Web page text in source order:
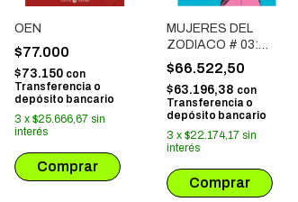
OEN
$77.000
$73.150 con
Transferencia o
depósito bancario
3 x $25.666,67 sin
interés
MUJERES DEL
ZODIACO # 03:
NARCISO DE LOS
POETAS
$66.522,50
$63.196,38 con
Transferencia o
depósito bancario
3 x $22.174,17 sin
interés